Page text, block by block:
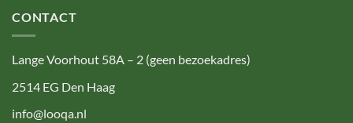
CONTACT
Lange Voorhout 58A – 2 (geen bezoekadres)
2514 EG Den Haag
info@looqa.nl